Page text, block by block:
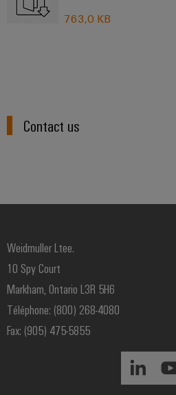
763,0 KB
Contact us
Weidmuller Ltee.
10 Spy Court
Markham, Ontario L3R 5H6
Téléphone: (800) 268-4080
Fax: (905) 475-5855